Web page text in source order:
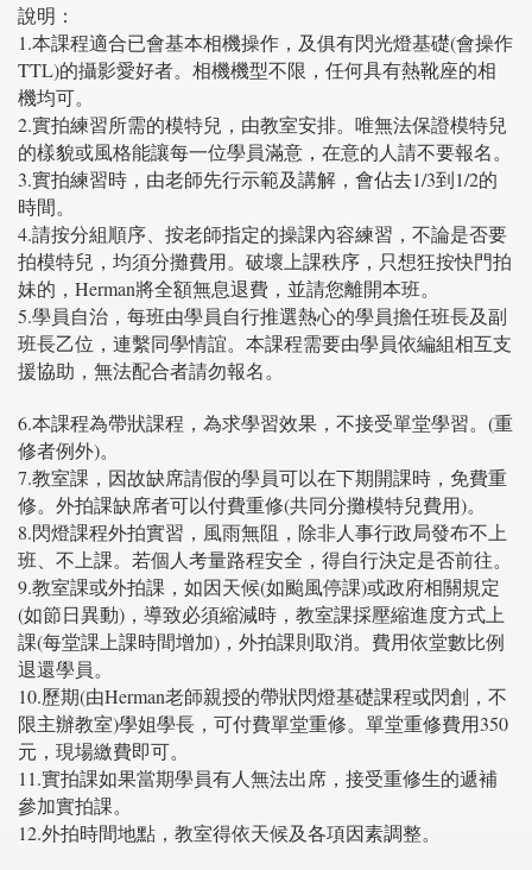
說明：
1.本課程適合已會基本相機操作，及俱有閃光燈基礎(會操作
TTL)的攝影愛好者。相機機型不限，任何具有熱靴座的相
機均可。
2.實拍練習所需的模特兒，由教室安排。唯無法保證模特兒
的樣貌或風格能讓每一位學員滿意，在意的人請不要報名。
3.實拍練習時，由老師先行示範及講解，會佔去1/3到1/2的
時間。
4.請按分組順序、按老師指定的操課內容練習，不論是否要
拍模特兒，均須分攤費用。破壞上課秩序，只想狂按快門拍
妹的，Herman將全額無息退費，並請您離開本班。
5.學員自治，每班由學員自行推選熱心的學員擔任班長及副
班長乙位，連繫同學情誼。本課程需要由學員依編組相互支
援協助，無法配合者請勿報名。
6.本課程為帶狀課程，為求學習效果，不接受單堂學習。(重
修者例外)。
7.教室課，因故缺席請假的學員可以在下期開課時，免費重
修。外拍課缺席者可以付費重修(共同分攤模特兒費用)。
8.閃燈課程外拍實習，風雨無阻，除非人事行政局發布不上
班、不上課。若個人考量路程安全，得自行決定是否前往。
9.教室課或外拍課，如因天候(如颱風停課)或政府相關規定
(如節日異動)，導致必須縮減時，教室課採壓縮進度方式上
課(每堂課上課時間增加)，外拍課則取消。費用依堂數比例
退還學員。
10.歷期(由Herman老師親授的帶狀閃燈基礎課程或閃創，不
限主辦教室)學姐學長，可付費單堂重修。單堂重修費用350
元，現場繳費即可。
11.實拍課如果當期學員有人無法出席，接受重修生的遞補
參加實拍課。
12.外拍時間地點，教室得依天候及各項因素調整。